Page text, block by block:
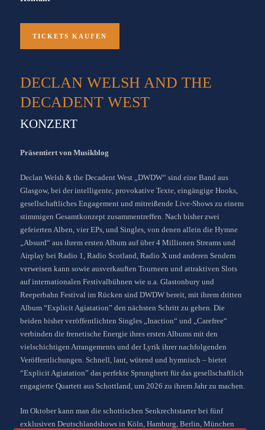
TICKETS KAUFEN
DECLAN WELSH AND THE
DECADENT WEST
KONZERT
Präsentiert von Musikblog
Declan Welsh & the Decadent West „DWDW“ sind eine Band aus
Glasgow, bei der intelligente, provokative Texte, eingängige Hooks,
gesellschaftliches Engagement und mitreißende Live-Shows zu einem
stimmigen Gesamtkonzept zusammentreffen. Nach bisher zwei
gefeierten Alben, vier EPs, und Singles, von denen allein die Hymne
„Absurd“ aus ihrem ersten Album auf über 4 Millionen Streams und
Airplay bei Radio 1, Radio Scotland, Radio X und anderen Sendern
verweisen kann sowie ausverkauften Tourneen und attraktiven Slots
auf internationalen Festivalbühnen wie u.a. Glastonbury und
Reeperbahn Festival im Rücken sind DWDW bereit, mit ihrem dritten
Album “Explicit Agiatation” den nächsten Schritt zu gehen. Die
beiden bisher veröffentlichten Singles „Inaction“ und „Carefree“
verbinden die frenetische Energie ihres ersten Albums mit den
vielschichtigen Arrangements und der Lyrik ihrer nachfolgenden
Veröffentlichungen. Schnell, laut, wütend und hymnisch – bietet
“Explicit Agiatation” das perfekte Sprungbrett für das gesellschaftlich
engagierte Quartett aus Schottland, um 2026 zu ihrem Jahr zu machen.
Im Oktober kann man die schottischen Senkrechtstarter bei fünf
exklusiven Deutschlandshows in Köln, Hamburg, Berlin, München